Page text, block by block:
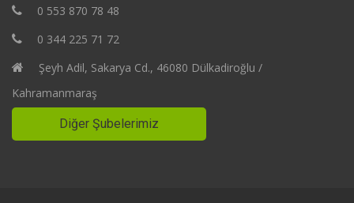
0 553 870 78 48
0 344 225 71 72
Şeyh Adil, Sakarya Cd., 46080 Dülkadiroğlu /
Kahramanmaraş
Diğer Şubelerimiz